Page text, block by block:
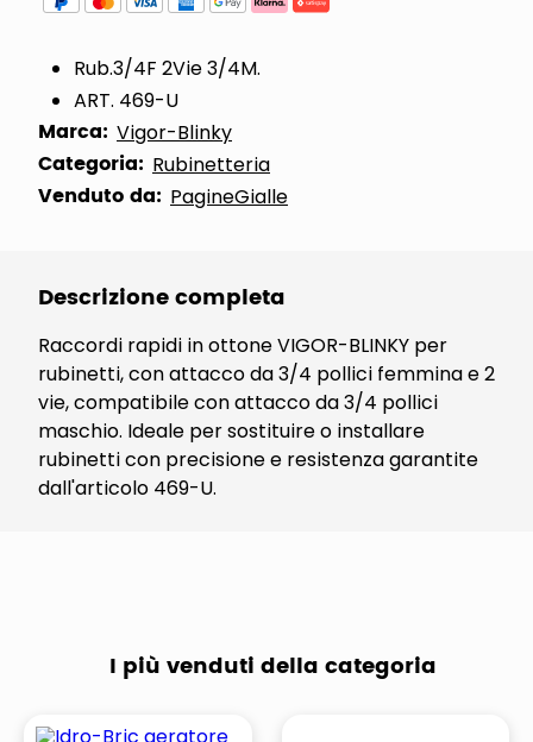
Rub.3/4F 2Vie 3/4M.
ART. 469-U
Marca: Vigor-Blinky
Categoria: Rubinetteria
Venduto da: PagineGialle
Descrizione completa
Raccordi rapidi in ottone VIGOR-BLINKY per
rubinetti, con attacco da 3/4 pollici femmina e 2
vie, compatibile con attacco da 3/4 pollici
maschio. Ideale per sostituire o installare
rubinetti con precisione e resistenza garantite
dall'articolo 469-U.
I più venduti della categoria